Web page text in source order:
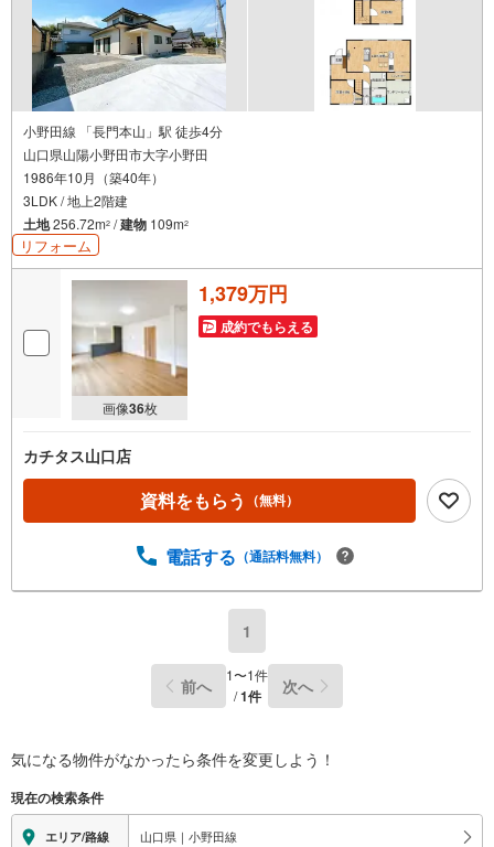
小野田線 「長門本山」駅 徒歩4分
山口県山陽小野田市大字小野田
1986年10月（築40年）
3LDK / 地上2階建
土地256.72m2 /建物 109m2
リフォーム
画像36枚
1,379万円
成約でもらえる
カチタス山口店
資料をもらう （無料）
電話する （通話料無料）
1
前へ 1〜1件
/1件 次へ
気になる物件がなかったら条件を変更しよう！
現在の検索条件
エリア/路線 山口県｜小野田線